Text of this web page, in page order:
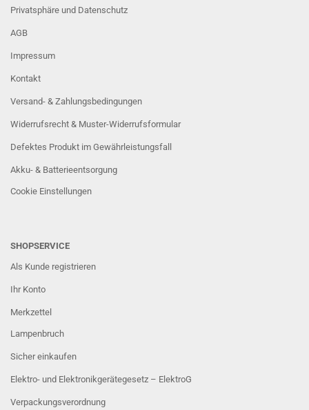
Privatsphäre und Datenschutz
AGB
Impressum
Kontakt
Versand- & Zahlungsbedingungen
Widerrufsrecht & Muster-Widerrufsformular
Defektes Produkt im Gewährleistungsfall
Akku- & Batterieentsorgung
Cookie Einstellungen
SHOPSERVICE
Als Kunde registrieren
Ihr Konto
Merkzettel
Lampenbruch
Sicher einkaufen
Elektro- und Elektronikgerätegesetz – ElektroG
Verpackungsverordnung